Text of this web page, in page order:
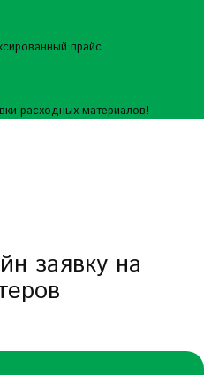
прайс.
расходных материалов!
заявку на